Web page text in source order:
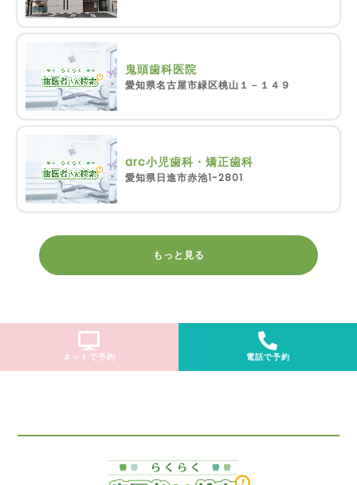
鬼頭歯科医院
愛知県名古屋市緑区桃山１－１４９
arc小児歯科・矯正歯科
愛知県日進市赤池1-2801
もっと見る
ネットで予約 電話で予約